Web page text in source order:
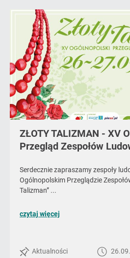
ZŁOTY TALIZMAN - XV
Przegląd Zespołów
Serdecznie zapraszamy zespoły
Ogólnopolskim Przeglądzie
Talizman” ...
czytaj więcej
-
Aktualności